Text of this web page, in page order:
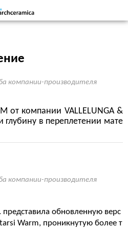
компании-производителя
от компании VALLELUNGA &
глубину в переплетении мате
компании-производителя
обновленную верс
Warm, проникнутую более т